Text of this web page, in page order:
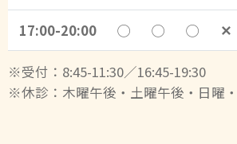
17:00-20:00 ◯ ◯ ◯ ✕
※受付：8:45-11:30／16:45-19:30
※休診：木曜午後・土曜午後・日曜